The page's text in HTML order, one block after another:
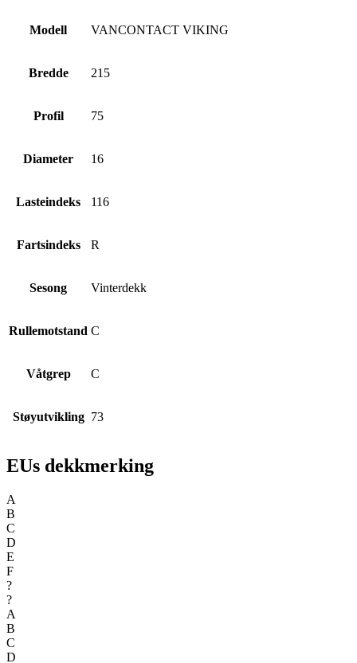
Modell VANCONTACT VIKING
Bredde 215
Profil 75
Diameter 16
Lasteindeks 116
Fartsindeks R
Sesong Vinterdekk
Rullemotstand C
Våtgrep C
Støyutvikling 73
EUs dekkmerking
A
B
C
D
E
F
?
?
A
B
C
D